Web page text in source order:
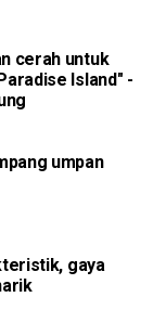
cerah untuk
Island" -
umpan
gaya